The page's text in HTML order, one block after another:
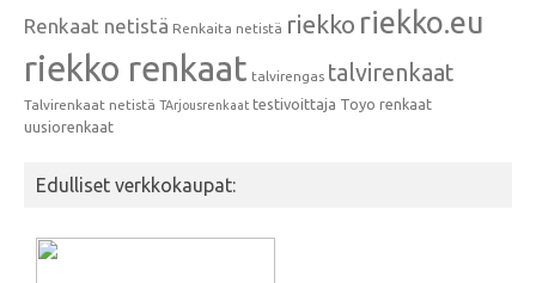
Renkaat netistä Renkaita netistä riekko riekko.eu
riekko renkaat talvirengas talvirenkaat
Talvirenkaat netistä TArjousrenkaat testivoittaja Toyo renkaat
uusiorenkaat
Edulliset verkkokaupat: